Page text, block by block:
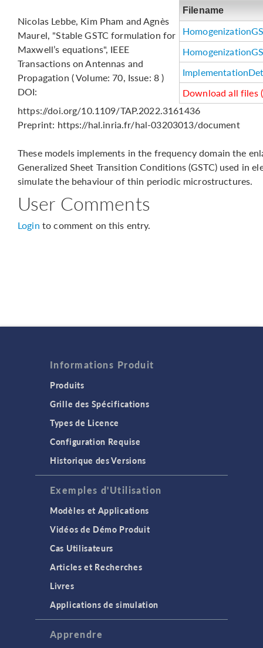
Filename
Download all files
Nicolas Lebbe, Kim Pham and Agnès
Maurel, "Stable GSTC formulation for
Maxwell’s equations", IEEE
Transactions on Antennas and
Propagation ( Volume: 70, Issue: 8 )
DOI:
https://doi.org/10.1109/TAP.2022.3161436
Preprint: https://hal.inria.fr/hal-03203013/document
These models implements in the frequency domain the
Generalized Sheet Transition Conditions (GSTC) used in
simulate the behaviour of thin periodic microstructures.
User Comments
Login to comment on this entry.
Informations Produit
Produits
Grille des Spécifications
Types de Licence
Configuration Requise
Historique des Versions
Exemples d'Utilisation
Modèles et Applications
Vidéos de Démo Produit
Cas Utilisateurs
Articles et Recherches
Livres
Applications de simulation
Apprendre